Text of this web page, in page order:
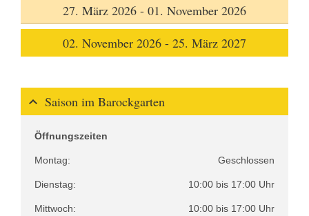
27. März 2026 - 01. November 2026
02. November 2026 - 25. März 2027
Saison im Barockgarten
Öffnungszeiten
Montag: Geschlossen
Dienstag: 10:00 bis 17:00 Uhr
Mittwoch: 10:00 bis 17:00 Uhr